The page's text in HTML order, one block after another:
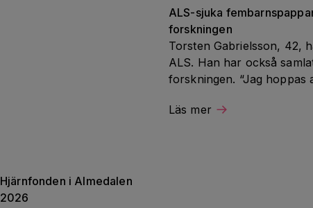
Hjärnfonden i Almedalen
2026
ALS-sjuka
forskningen
Torsten Gabrielsson, 42,
ALS. Han har också
forskningen. “Jag hoppas
Läs mer